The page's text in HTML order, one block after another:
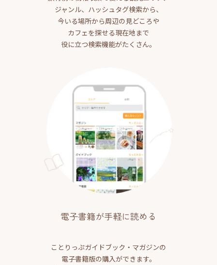
ジャンル、ハッシュタグ検索から、
今いる場所から周辺の見どころや
カフェを探せる現在地まで
役に立つ検索機能がたくさん。
電子書籍が手軽に読める
ことりっぷガイドブック・マガジンの
電子書籍版の購入ができます。